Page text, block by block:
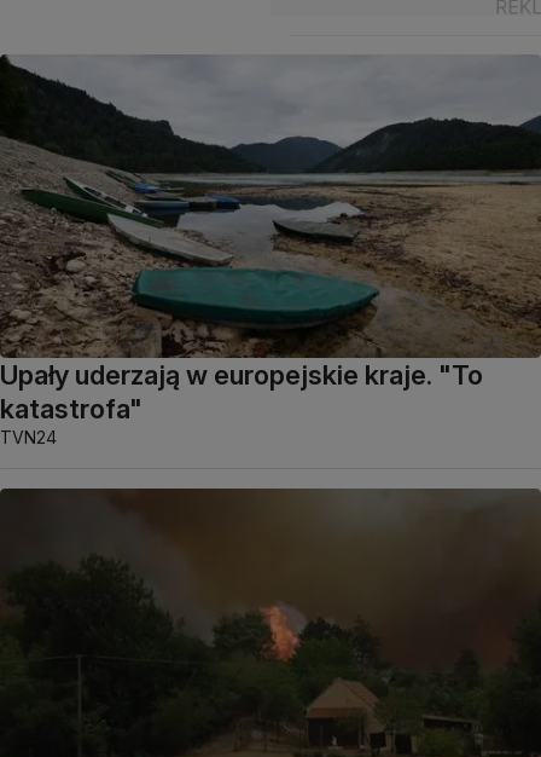
Upały uderzają w europejskie kraje. "To
katastrofa"
TVN24